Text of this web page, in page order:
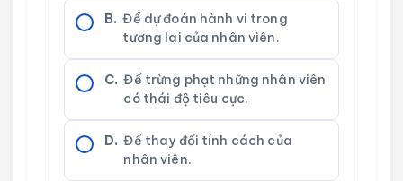
B. Để dự đoán hành vi trong
tương lai của nhân viên.
C. Để trừng phạt những nhân viên
có thái độ tiêu cực.
D. Để thay đổi tính cách của
nhân viên.